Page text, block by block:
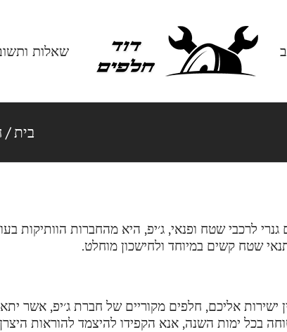
שאלות
בית/
לרכבי שטח ופנאי, ג׳יפ, היא מהחברות הוותיקות
שטח קשים במיוחד ולחישכון מוחלט.
אליכם, חלפים מקוריים של חברת ג׳יפ, אשר
בכל ימות השנה, אנא הקפידו להיצמד להוראות